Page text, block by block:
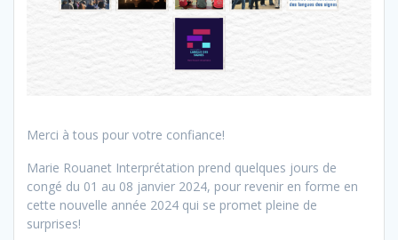
Merci à tous pour votre confiance!
Marie Rouanet Interprétation prend quelques jours de
congé du 01 au 08 janvier 2024, pour revenir en forme en
cette nouvelle année 2024 qui se promet pleine de
surprises!